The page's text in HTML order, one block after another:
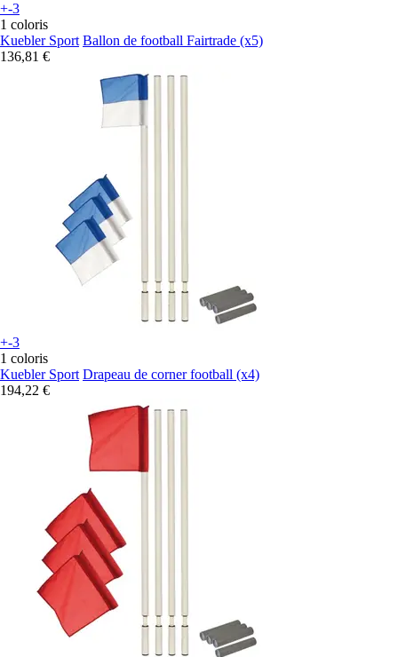
+-3
1 coloris
Kuebler Sport Ballon de football Fairtrade (x5)
136,81 €
+-3
1 coloris
Kuebler Sport Drapeau de corner football (x4)
194,22 €